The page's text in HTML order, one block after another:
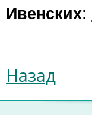
Ивенских:
Назад